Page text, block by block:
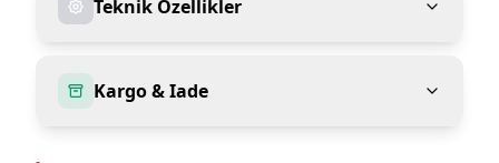
Teknik Ozellikler
Kargo & Iade